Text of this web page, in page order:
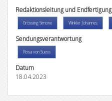
Redaktionsleitung und Endfertigung
Grössing Simone Winkler Johannes
Sendungsverantwortung
Rosa von Suess
Datum
18.04.2023